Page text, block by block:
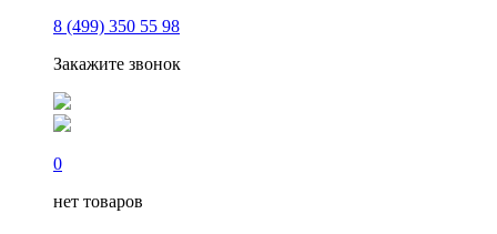
8 (499) 350 55 98
Закажите звонок
0
нет товаров